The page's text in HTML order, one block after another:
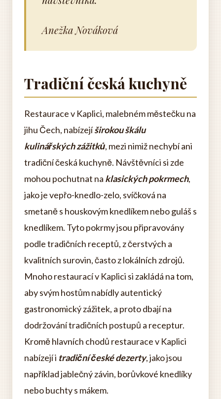
Anežka Nováková
Tradiční česká kuchyně
Restaurace v Kaplici, malebném městečku na
jihu Čech, nabízejíširokou škálu
kulinářských zážitků, mezi nimiž nechybí ani
tradiční česká kuchyně. Návštěvníci si zde
mohou pochutnat na klasických pokrmech,
jako je vepřo-knedlo-zelo, svíčková na
smetaně s houskovým knedlíkem nebo guláš s
knedlíkem. Tyto pokrmy jsou připravovány
podle tradičních receptů, z čerstvých a
kvalitních surovin, často z lokálních zdrojů.
Mnoho restaurací v Kaplici si zakládá na tom,
aby svým hostům nabídly autentický
gastronomický zážitek, a proto dbají na
dodržování tradičních postupů a receptur.
Kromě hlavních chodů restaurace v Kaplici
nabízejí i tradiční české dezerty, jako jsou
například jablečný závin, borůvkové knedlíky
nebo buchty s mákem.